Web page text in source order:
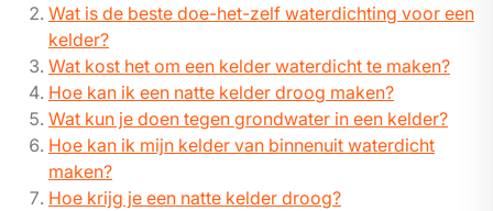
Wat is de beste doe-het-zelf waterdichting voor een
kelder?
Wat kost het om een kelder waterdicht te maken?
Hoe kan ik een natte kelder droog maken?
Wat kun je doen tegen grondwater in een kelder?
Hoe kan ik mijn kelder van binnenuit waterdicht
maken?
Hoe krijg je een natte kelder droog?